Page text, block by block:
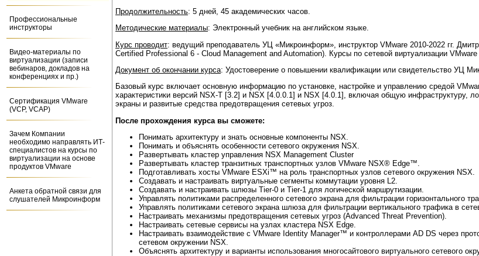
Профессиональные
инструкторы
Видео-материалы по
виртуализации (записи
вебинаров, докладов на
конференциях и пр.)
Сертификация VMware
(VCP, VCAP)
Зачем Компании
необходимо направлять ИТ-
специалистов на курсы по
виртуализации на основе
продуктов VMware
Анкета обратной связи для
слушателей Микроинформ
Продолжительность: 5 дней, 45 академических часов.
Методические материалы: Электронный учебник на английском языке.
Курс проводит: ведущий преподаватель УЦ «Микроинформ», инструктор VMware 2010-2022 гг.
Certified Professional 6 - Cloud Management and Automation). Курсы по сетевой виртуализации
Документ об окончании курса: Удостоверение о повышении квалификации или свидетельство УЦ
Базовый курс включает основную информацию по установке, настройке и управлению средой
характеристики версий NSX-T [3.2] и NSX [4.0.0.1] и NSX [4.0.1], включая общую инфраструктуру,
экраны и развитые средства предотвращения сетевых угроз.
После прохождения курса вы сможете:
Понимать архитектуру и знать основные компоненты NSX.
Понимать и объяснять особенности сетевого окружения NSX.
Развертывать кластер управления NSX Management Cluster
Развертывать кластер транзитных транспортных узлов VMware NSX® Edge™.
Подготавливать хосты VMware ESXi™ на роль транспортных узлов сетевого окружения NSX.
Создавать и настраивать виртуальные сегменты коммутации уровня L2.
Создавать и настраивать шлюзы Tier-0 и Tier-1 для логической маршрутизации.
Управлять политиками распределенного сетевого экрана для фильтрации горизонтального
Управлять политиками сетевого экрана шлюза для фильтрации вертикального трафика в
Настраивать механизмы предотвращения сетевых угроз (Advanced Threat Prevention).
Настраивать сетевые сервисы на узлах кластера NSX Edge.
Настраивать взаимодействие с VMware Identity Manager™ и контроллерами AD DS через
сетевом окружении NSX.
Объяснять архитектуру и варианты использования многосайтового виртуального сетевого